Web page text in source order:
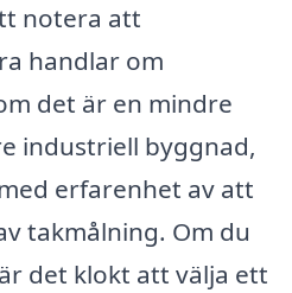
notera att
handlar om
det är en mindre
industriell byggnad,
erfarenhet av att
takmålning. Om du
det klokt att välja ett